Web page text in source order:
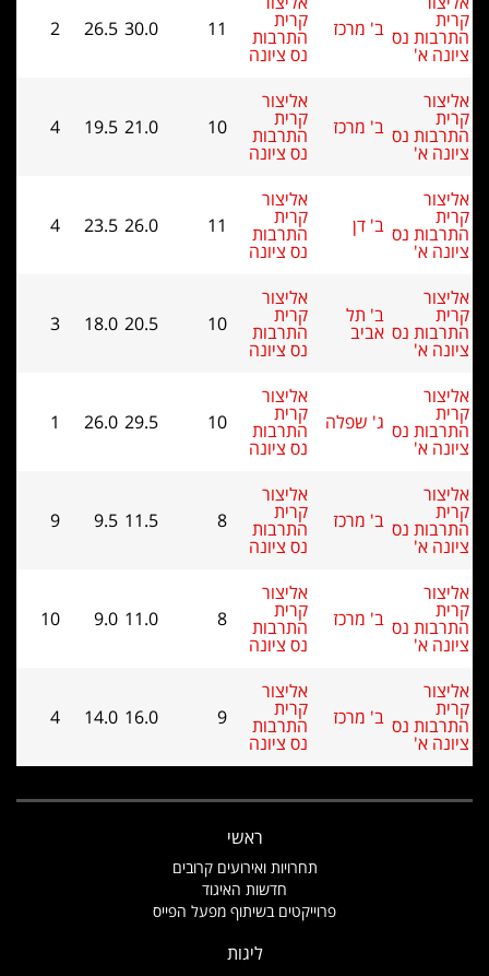
נס ב' מרכז קרית
התרבות 11
30.0
26.5
2
נס ב' מרכז קרית
התרבות 10
21.0
19.5
4
נס ב' דן קרית
התרבות 11
26.0
23.5
4
נס
ב' תל
אביב
קרית
התרבות 10
20.5
18.0
3
נס ג' שפלה קרית
התרבות 10
29.5
26.0
1
נס ב' מרכז קרית
התרבות 8
11.5
9
נס ב' מרכז קרית
התרבות 8
11.0
10
נס ב' מרכז קרית
התרבות 9
16.0
14.0
4
תחרויות ואירועים קרובים
חדשות האיגוד
פרוייקטים בשיתוף מפעל הפייס